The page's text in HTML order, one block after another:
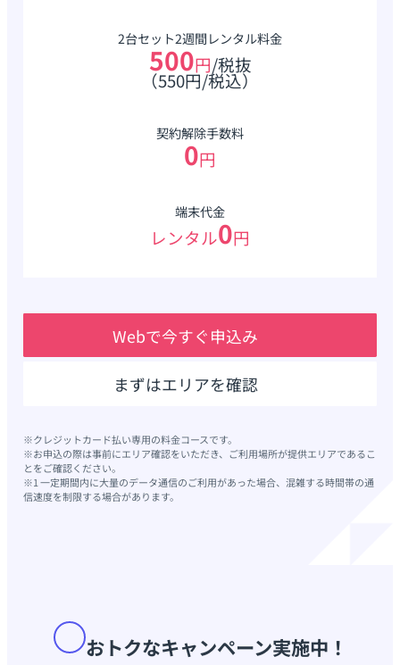
2台セット2週間レンタル料金
500円/税抜
（550円/税込）
契約解除手数料
0円
端末代金
レンタル0円
Webで今すぐ申込み
まずはエリアを確認
※クレジットカード払い専用の料金コースです。
※お申込の際は事前にエリア確認をいただき、ご利用場所が提供エリアであるこ
とをご確認ください。
※1 一定期間内に大量のデータ通信のご利用があった場合、混雑する時間帯の通
信速度を制限する場合があります。
おトクなキャンペーン実施中！